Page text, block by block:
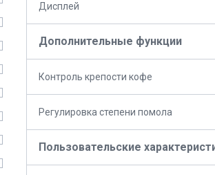
Дисплей
Дополнительные функции
Контроль крепости кофе
Регулировка степени помола
Пользовательские